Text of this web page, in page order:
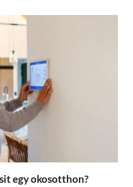
egy okosotthon?